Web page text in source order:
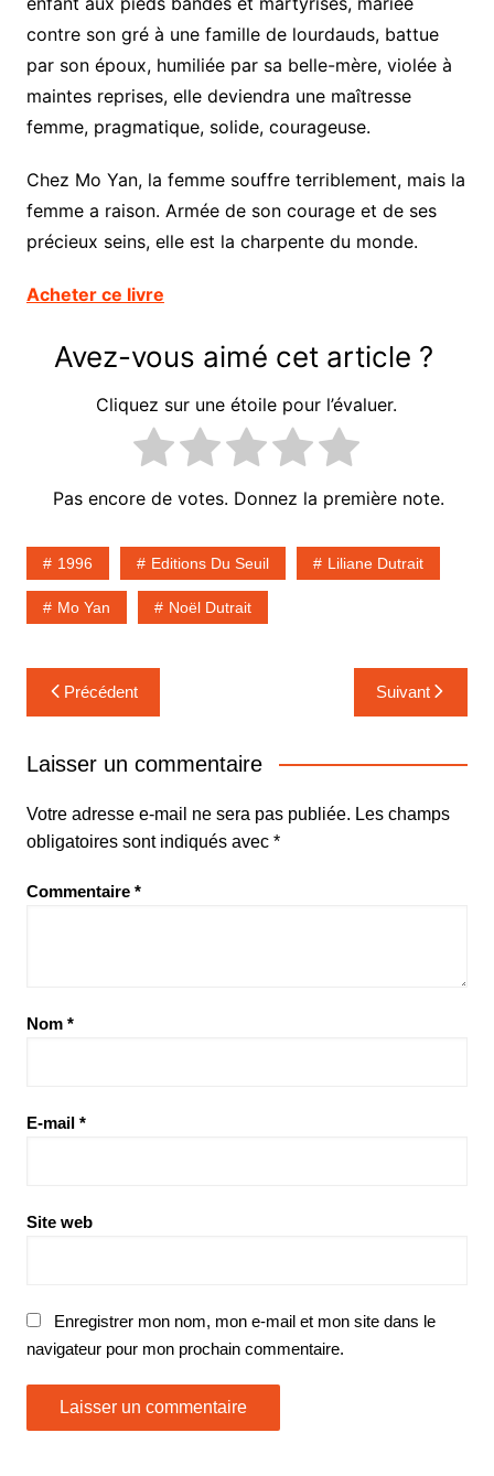
contre son gré à une famille de lourdauds, battue
par son époux, humiliée par sa belle-mère, violée à
maintes reprises, elle deviendra une maîtresse
femme, pragmatique, solide, courageuse.
Chez Mo Yan, la femme souffre terriblement, mais la
femme a raison. Armée de son courage et de ses
précieux seins, elle est la charpente du monde.
Acheter ce livre
Avez-vous aimé cet article ?
Cliquez sur une étoile pour l’évaluer.
Pas encore de votes. Donnez la première note.
1996 Editions Du Seuil Liliane Dutrait
Mo Yan Noël Dutrait
Navigation
de
l’article
Précédent Suivant
Laisser un commentaire
Votre adresse e-mail ne sera pas publiée. Les champs
obligatoires sont indiqués avec *
Commentaire *
Nom *
E-mail *
Site web
Enregistrer mon nom, mon e-mail et mon site dans le
navigateur pour mon prochain commentaire.